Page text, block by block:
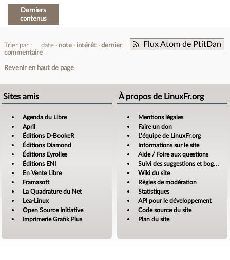
Derniers
contenus
Flux Atom de PtitDan
Trier par : date note intérêt
dernier
commentaire
Revenir en haut de page
Sites amis
Agenda du Libre
April
Éditions D-BookeR
Éditions Diamond
Éditions Eyrolles
Éditions ENI
En Vente Libre
Framasoft
La Quadrature du Net
Lea-Linux
Open Source Initiative
Imprimerie Grafik Plus
À propos de LinuxFr.org
Mentions légales
Faire un don
L’équipe de LinuxFr.org
Informations sur le site
Aide / Foire aux questions
Suivi des suggestions et bogues
Wiki du site
Règles de modération
Statistiques
API pour le développement
Code source du site
Plan du site